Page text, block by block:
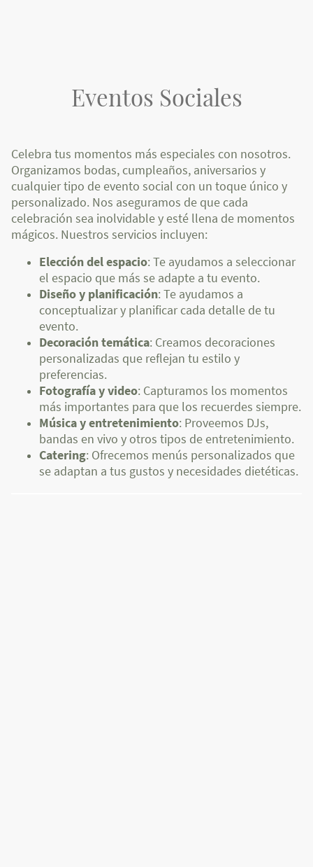
Eventos Sociales
Celebra tus momentos más especiales con nosotros.
Organizamos bodas, cumpleaños, aniversarios y
cualquier tipo de evento social con un toque único y
personalizado. Nos aseguramos de que cada
celebración sea inolvidable y esté llena de momentos
mágicos. Nuestros servicios incluyen:
Elección del espacio: Te ayudamos a seleccionar
el espacio que más se adapte a tu evento.
Diseño y planificación: Te ayudamos a
conceptualizar y planificar cada detalle de tu
evento.
Decoración temática: Creamos decoraciones
personalizadas que reflejan tu estilo y
preferencias.
Fotografía y video: Capturamos los momentos
más importantes para que los recuerdes siempre.
Música y entretenimiento: Proveemos DJs,
bandas en vivo y otros tipos de entretenimiento.
Catering: Ofrecemos menús personalizados que
se adaptan a tus gustos y necesidades dietéticas.